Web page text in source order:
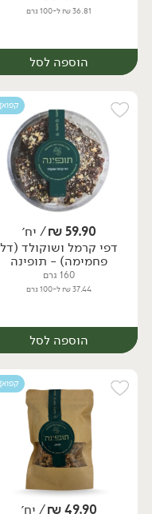
36.81 ₪ ל-100 גרם
הוספה לסל
יח׳
קפוא
59.90
₪/ יח׳
דפי קרמל ושוקולד (דל
פחמימה) - תופינה
160 גרם
37.44 ₪ ל-100 גרם
הוספה לסל
קפוא
49.90
₪/ יח׳